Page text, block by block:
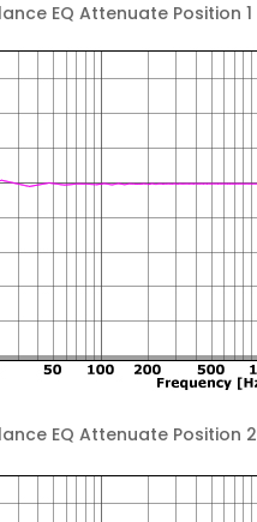
EQ Attenuate Position 1
EQ Attenuate Position 2